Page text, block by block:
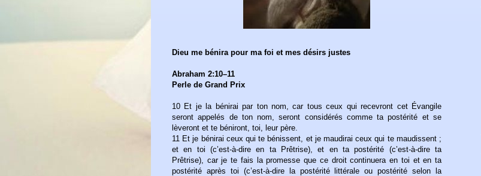
Dieu me bénira pour ma foi et mes désirs justes
Abraham 2:10–11
Perle de Grand Prix
10 Et je la bénirai par ton nom, car tous ceux qui recevront cet Évangile
seront appelés de ton nom, seront considérés comme ta postérité et se
lèveront et te béniront, toi, leur père.
11 Et je bénirai ceux qui te bénissent, et je maudirai ceux qui te maudissent ;
et en toi (c’est-à-dire en ta Prêtrise), et en ta postérité (c’est-à-dire ta
Prêtrise), car je te fais la promesse que ce droit continuera en toi et en ta
postérité après toi (c’est-à-dire la postérité littérale ou postérité selon la